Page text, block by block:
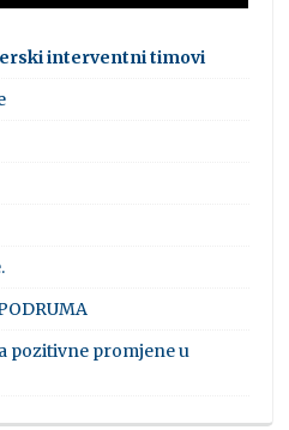
interventni timovi
pozitivne promjene u